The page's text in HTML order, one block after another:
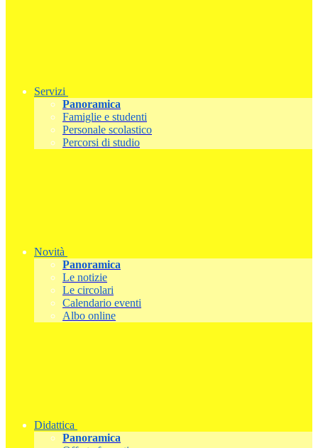
Servizi
Panoramica
Famiglie e studenti
Personale scolastico
Percorsi di studio
Novità
Panoramica
Le notizie
Le circolari
Calendario eventi
Albo online
Didattica
Panoramica